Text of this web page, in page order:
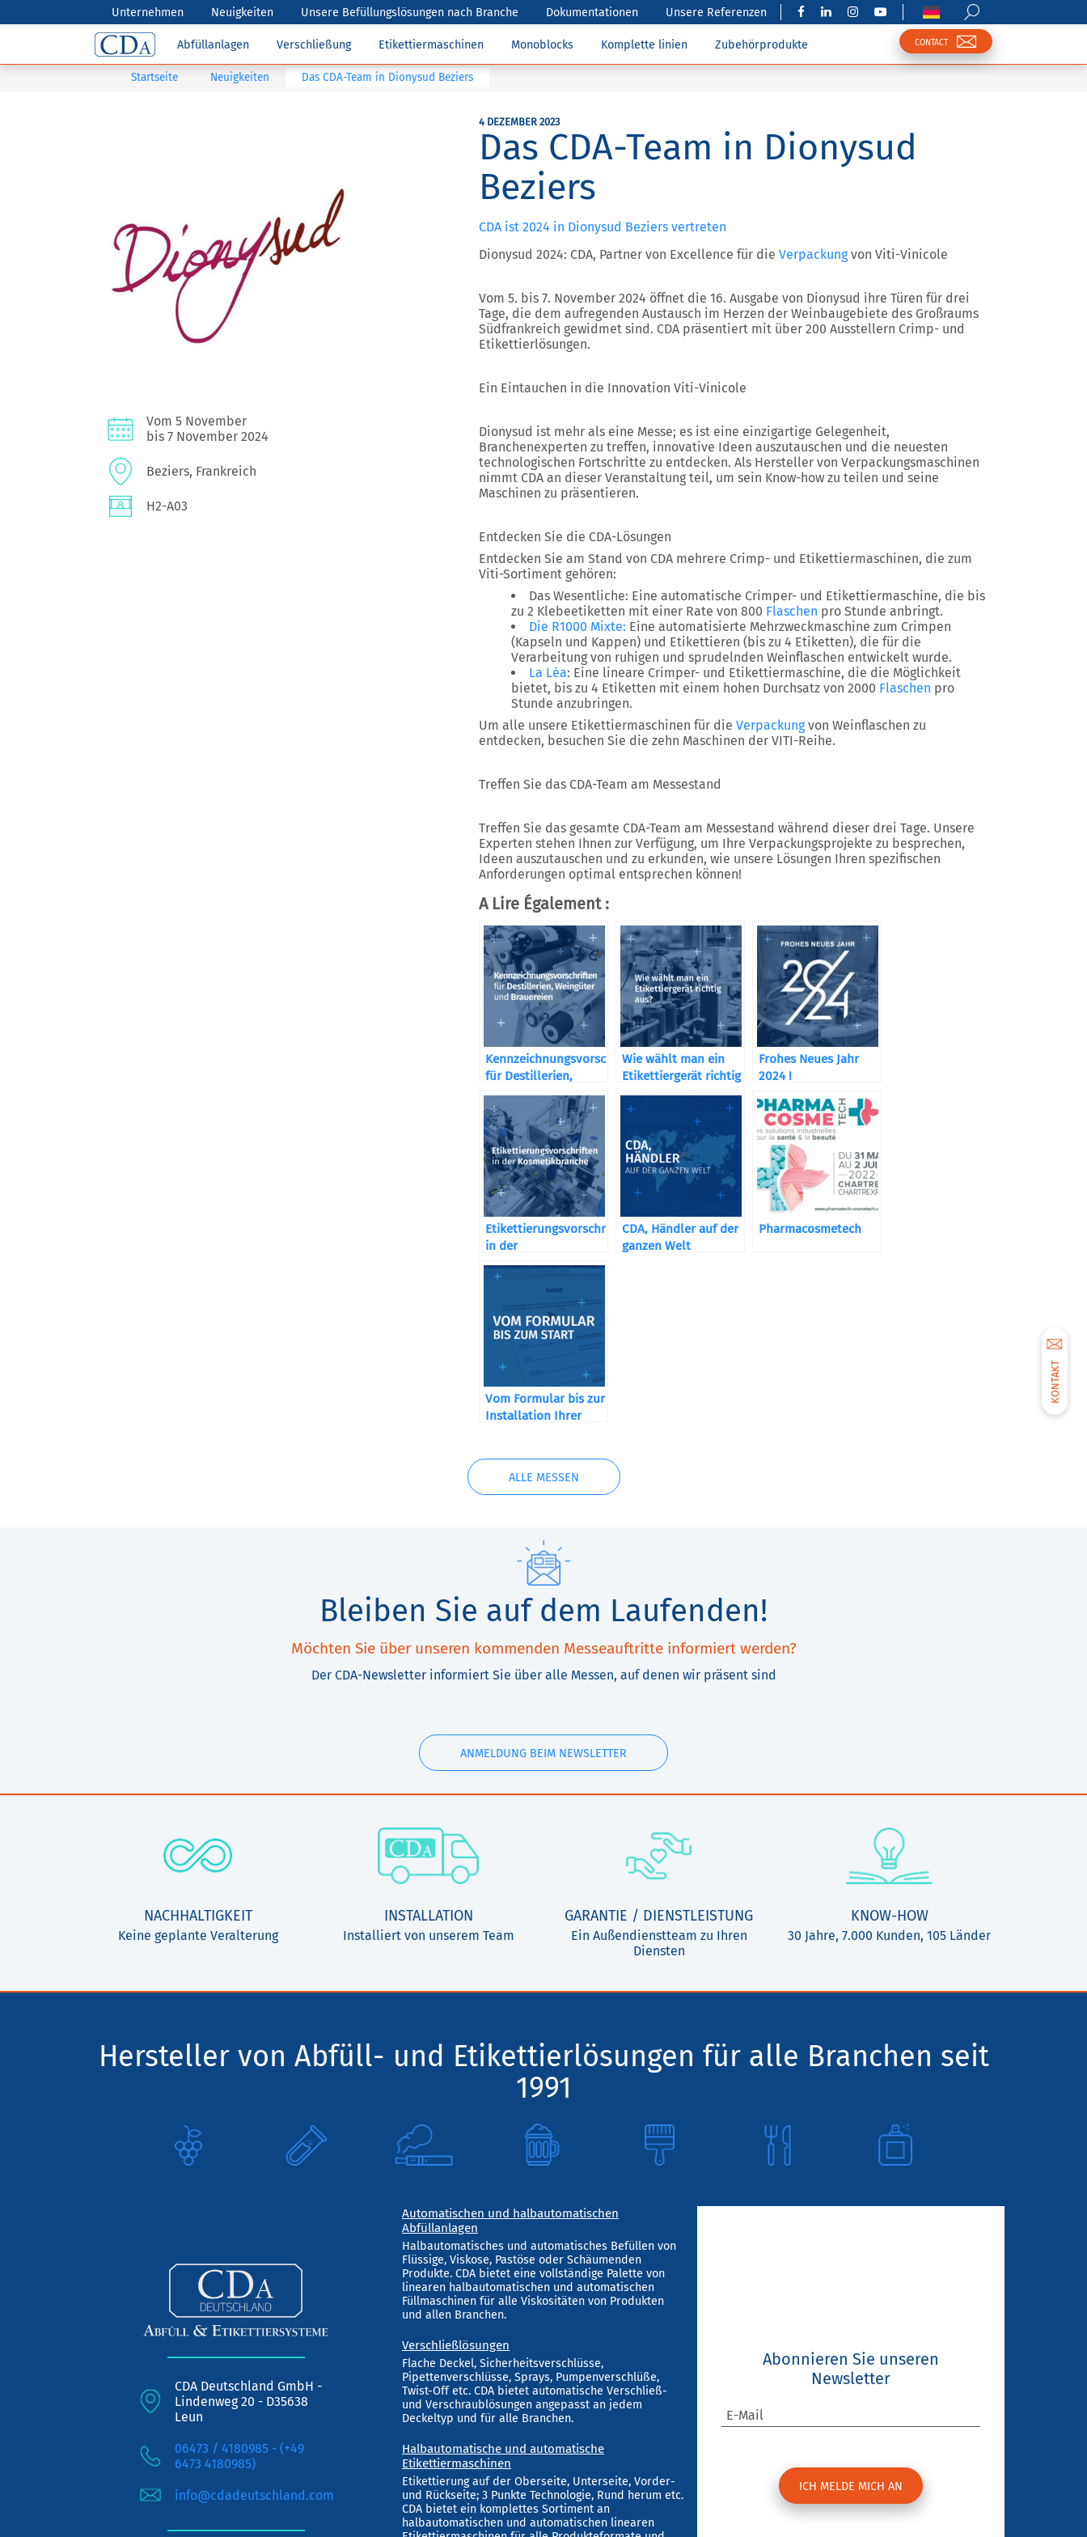
Unternehmen Neuigkeiten Unsere Befüllungslösungen nach Branche Dokumentationen Unsere Referenzen
Abfüllanlagen Verschließung Etikettiermaschinen Monoblocks Komplette linien Zubehörprodukte CONTACT
KONTAKT
Startseite Neuigkeiten Das CDA-Team in Dionysud Beziers
Vom 5 November
bis 7 November 2024
Beziers, Frankreich
H2-A03
4 DEZEMBER 2023
Das CDA-Team in Dionysud
Beziers
CDA ist 2024 in Dionysud Beziers vertreten
Dionysud 2024: CDA, Partner von Excellence für die Verpackungvon Viti-Vinicole
Vom 5. bis 7. November 2024 öffnet die 16. Ausgabe von Dionysud ihre Türen für drei
Tage, die dem aufregenden Austausch im Herzen der Weinbaugebiete des Großraums
Südfrankreich gewidmet sind. CDA präsentiert mit über 200 Ausstellern Crimp- und
Etikettierlösungen.
Ein Eintauchen in die Innovation Viti-Vinicole
Dionysud ist mehr als eine Messe; es ist eine einzigartige Gelegenheit,
Branchenexperten zu treffen, innovative Ideen auszutauschen und die neuesten
technologischen Fortschritte zu entdecken. Als Hersteller von Verpackungsmaschinen
nimmt CDA an dieser Veranstaltung teil, um sein Know-how zu teilen und seine
Maschinen zu präsentieren.
Entdecken Sie die CDA-Lösungen
Entdecken Sie am Stand von CDA mehrere Crimp- und Etikettiermaschinen, die zum
Viti-Sortiment gehören:
Das Wesentliche: Eine automatische Crimper- und Etikettiermaschine, die bis
zu 2 Klebeetiketten mit einer Rate von 800 Flaschen pro Stunde anbringt.
Die R1000 Mixte: Eine automatisierte Mehrzweckmaschine zum Crimpen
(Kapseln und Kappen) und Etikettieren (bis zu 4 Etiketten), die für die
Verarbeitung von ruhigen und sprudelnden Weinflaschen entwickelt wurde.
La Léa: Eine lineare Crimper- und Etikettiermaschine, die die Möglichkeit
bietet, bis zu 4 Etiketten mit einem hohen Durchsatz von 2000 Flaschen pro
Stunde anzubringen.
Um alle unsere Etikettiermaschinen für die Verpackungvon Weinflaschen zu
entdecken, besuchen Sie die zehn Maschinen der VITI-Reihe.
Treffen Sie das CDA-Team am Messestand
Treffen Sie das gesamte CDA-Team am Messestand während dieser drei Tage. Unsere
Experten stehen Ihnen zur Verfügung, um Ihre Verpackungsprojekte zu besprechen,
Ideen auszutauschen und zu erkunden, wie unsere Lösungen Ihren spezifischen
Anforderungen optimal entsprechen können!
A Lire Également :
Kennzeichnungsvorschriften
für Destillerien,
Weingüter und
Brauereien
Wie wählt man ein
Etikettiergerät richtig
aus?
Frohes Neues Jahr
2024 !
Etikettierungsvorschriften
in der
Kosmetikbranche
CDA, Händler auf der
ganzen Welt
Pharmacosmetech
Vom Formular bis zur
Installation Ihrer
ALLE MESSEN
Bleiben Sie auf dem Laufenden!
Möchten Sie über unseren kommenden Messeauftritte informiert werden?
Der CDA-Newsletter informiert Sie über alle Messen, auf denen wir präsent sind
ANMELDUNG BEIM NEWSLETTER
NACHHALTIGKEIT
Keine geplante Veralterung
INSTALLATION
Installiert von unserem Team
GARANTIE / DIENSTLEISTUNG
Ein Außendienstteam zu Ihren
Diensten
KNOW-HOW
30 Jahre, 7.000 Kunden, 105 Länder
Hersteller von Abfüll- und Etikettierlösungen für alle Branchen seit
1991
CDA Deutschland GmbH -
Lindenweg 20 - D35638
Leun
06473 / 4180985 - (+49
6473 4180985)
info@cdadeutschland.com
Automatischen und halbautomatischen
Abfüllanlagen
Halbautomatisches und automatisches Befüllen von
Flüssige, Viskose, Pastöse oder Schäumenden
Produkte. CDA bietet eine vollständige Palette von
linearen halbautomatischen und automatischen
Füllmaschinen für alle Viskositäten von Produkten
und allen Branchen.
Verschließlösungen
Flache Deckel, Sicherheitsverschlüsse,
Pipettenverschlüsse, Sprays, Pumpenverschlüße,
Twist-Off etc. CDA bietet automatische Verschließ-
und Verschraublösungen angepasst an jedem
Deckeltyp und für alle Branchen.
Halbautomatische und automatische
Etikettiermaschinen
Etikettierung auf der Oberseite, Unterseite, Vorder-
und Rückseite; 3 Punkte Technologie, Rund herum etc.
CDA bietet ein komplettes Sortiment an
halbautomatischen und automatischen linearen
Abonnieren Sie unseren
Newsletter
E-Mail